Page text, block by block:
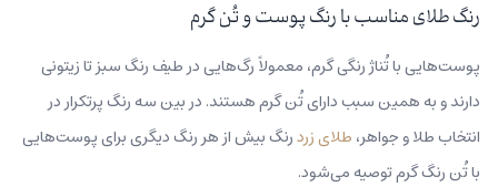
رنگ طلای مناسب با رنگ پوست و تُن گرم
پوست‌هایی با تُناژ رنگی گرم، معمولاً رگ‌هایی در طیف رنگ سبز تا زیتونی
دارند و به همین سبب دارای تُن گرم هستند. در بین سه رنگ پرتکرار در
انتخاب طلا و جواهر، طلای زردرنگ بیش از هر رنگ دیگری برای پوست‌هایی
با تُن رنگ گرم توصیه می‌شود.